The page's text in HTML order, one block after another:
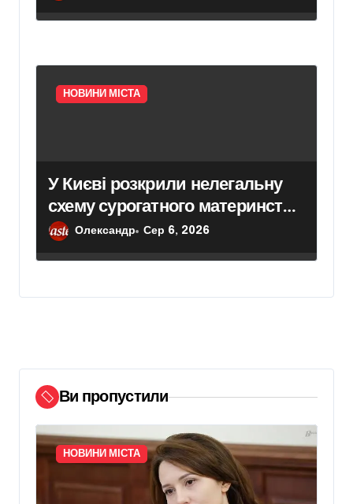
НОВИНИ МІСТА
У Києві розкрили нелегальну
схему сурогатного материнства
для іноземних замовників:
Олександр Сер 6, 2026
Ви пропустили
НОВИНИ МІСТА